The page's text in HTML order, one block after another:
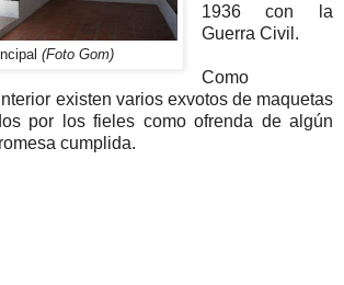
(Foto Gom)
1936 con la
Guerra Civil.
Como
existen varios exvotos de maquetas
por los fieles como ofrenda de algún
cumplida.